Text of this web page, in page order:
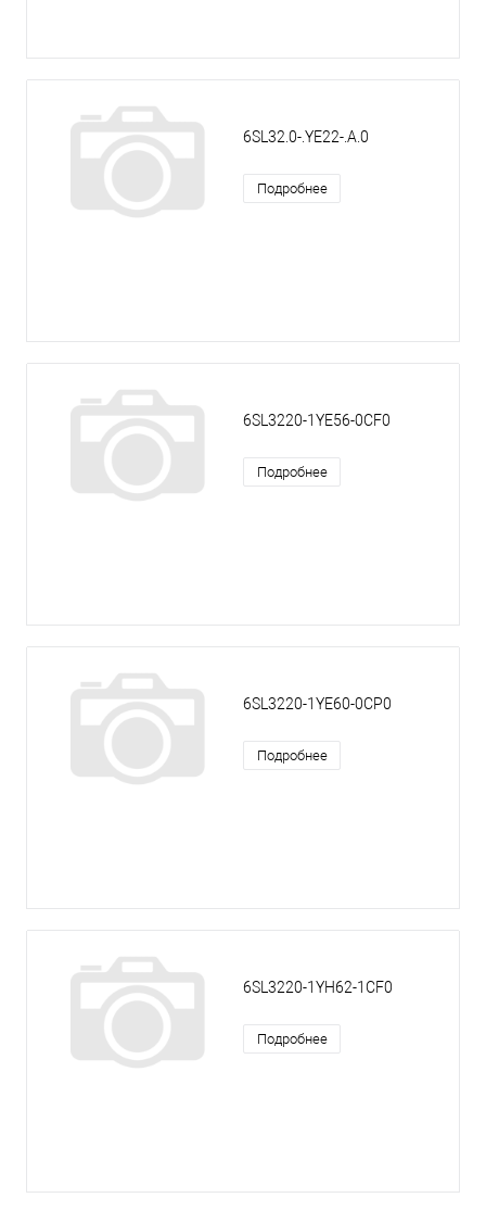
6SL32.0-.YE22-.A.0
Подробнее
6SL3220-1YE56-0CF0
Подробнее
6SL3220-1YE60-0CP0
Подробнее
6SL3220-1YH62-1CF0
Подробнее